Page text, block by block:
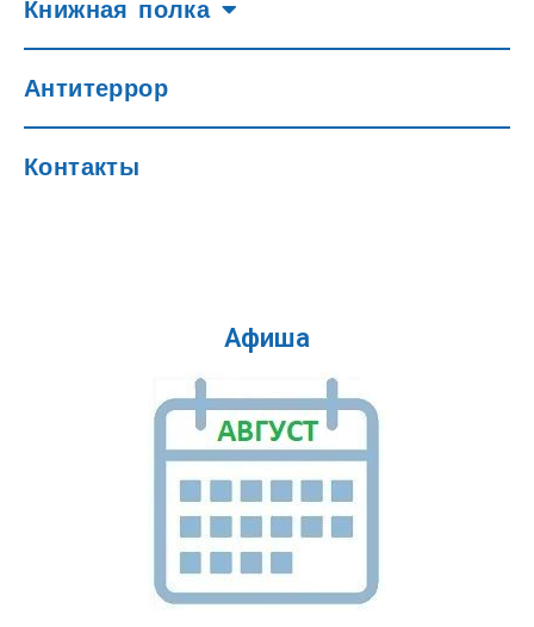
Книжная полка
Антитеррор
Контакты
Афиша